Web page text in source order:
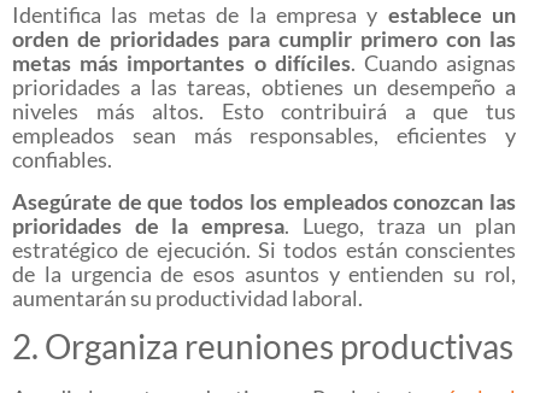
Identifica las metas de la empresa y establece un
orden de prioridades para cumplir primero con las
metas más importantes o difíciles. Cuando asignas
prioridades a las tareas, obtienes un desempeño a
niveles más altos. Esto contribuirá a que tus
empleados sean más responsables, eficientes y
confiables.
Asegúrate de que todos los empleados conozcan las
prioridades de la empresa. Luego, traza un plan
estratégico de ejecución. Si todos están conscientes
de la urgencia de esos asuntos y entienden su rol,
aumentarán su productividad laboral.
2. Organiza reuniones productivas